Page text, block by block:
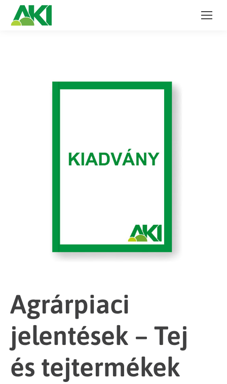
Agrárpiaci
jelentések – Tej
és tejtermékek